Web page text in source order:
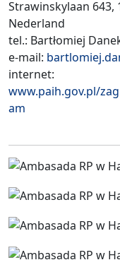
Strawinskylaan 643,
Nederland
tel.: Bartłomiej
e-mail:
internet:
www.paih.gov.pl/
am